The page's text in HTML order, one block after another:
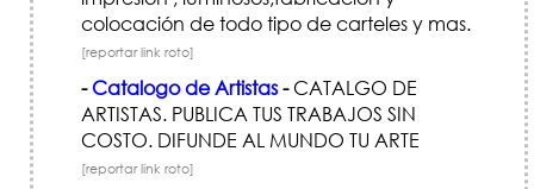
colocación de todo tipo de carteles y mas.
[reportar link roto]
-Catalogo de Artistas-CATALGO DE
ARTISTAS. PUBLICA TUS TRABAJOS SIN
COSTO. DIFUNDE AL MUNDO TU ARTE
[reportar link roto]